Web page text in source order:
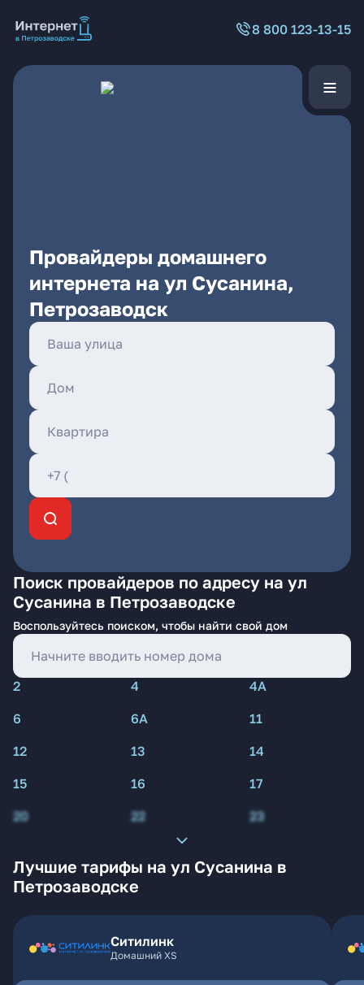
8 800 123-13-15
Провайдеры домашнего
интернета на ул Сусанина,
Петрозаводск
Поиск провайдеров по адресу на ул
Сусанина в Петрозаводске
Воспользуйтесь поиском, чтобы найти свой дом
2 4
4А
6
6А
11
12
13
14
15
16
17
20
22 23
Лучшие тарифы на ул Сусанина в
Петрозаводске
Ситилинк
Домашний XS